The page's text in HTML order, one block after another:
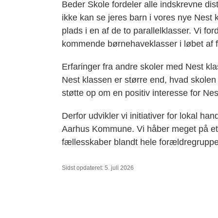
Beder Skole fordeler alle indskrevne
ikke kan se jeres barn i vores nye Nest
plads i en af de to parallelklasser. Vi
kommende børnehaveklasser i løbet af
Erfaringer fra andre skoler med Nest
Nest klassen er større end, hvad
støtte op om en positiv interesse for
Derfor udvikler vi initiativer for lokal
Aarhus Kommune. Vi håber meget på
fællesskaber blandt hele
Sidst opdateret: 5. juli 2026